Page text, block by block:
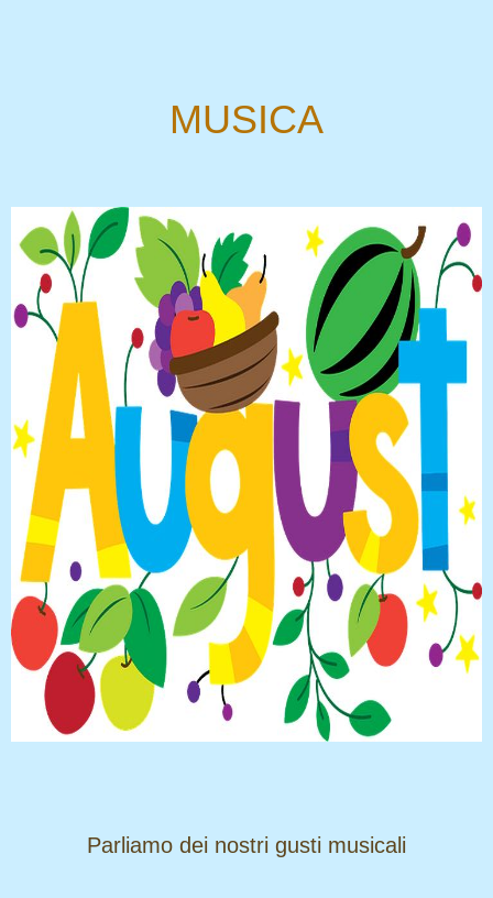
MUSICA
​​​​​​​Parliamo dei nostri gusti musicali